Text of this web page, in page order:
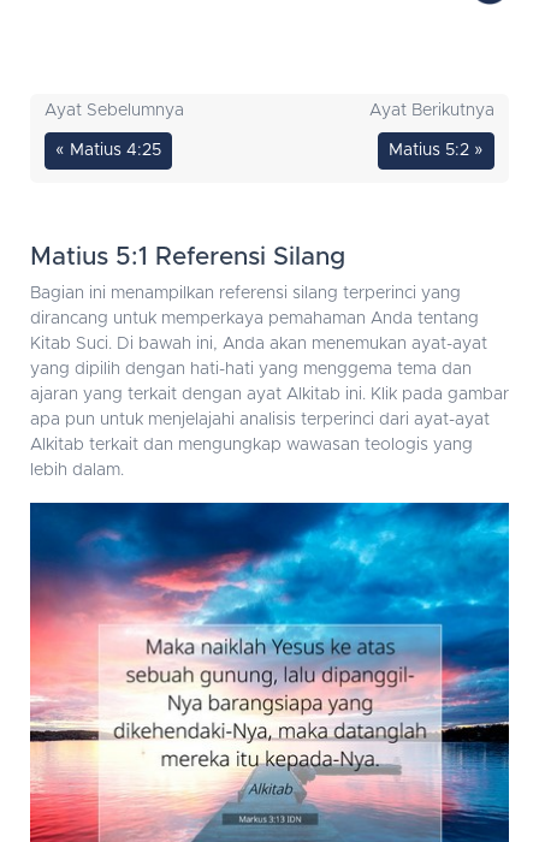
Ayat Sebelumnya
« Matius 4:25
Ayat Berikutnya
Matius 5:2 »
Matius 5:1 Referensi Silang
Bagian ini menampilkan referensi silang terperinci yang
dirancang untuk memperkaya pemahaman Anda tentang
Kitab Suci. Di bawah ini, Anda akan menemukan ayat-ayat
yang dipilih dengan hati-hati yang menggema tema dan
ajaran yang terkait dengan ayat Alkitab ini. Klik pada gambar
apa pun untuk menjelajahi analisis terperinci dari ayat-ayat
Alkitab terkait dan mengungkap wawasan teologis yang
lebih dalam.